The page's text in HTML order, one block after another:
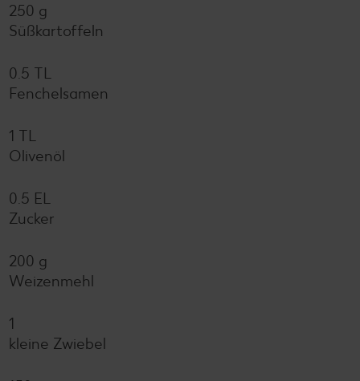
250 g
Süßkartoffeln
0.5 TL
Fenchelsamen
1 TL
Olivenöl
0.5 EL
Zucker
200 g
Weizenmehl
1
kleine Zwiebel